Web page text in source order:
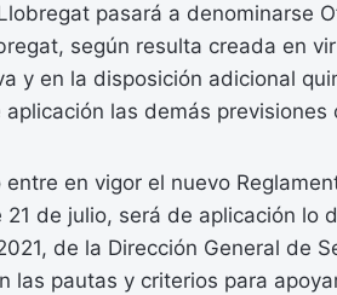
pasará a denominarse
según resulta creada en
y en la disposición adicional
aplicación las demás
en vigor el nuevo
21 de julio, será de aplicación lo
de la Dirección General de
las pautas y criterios para